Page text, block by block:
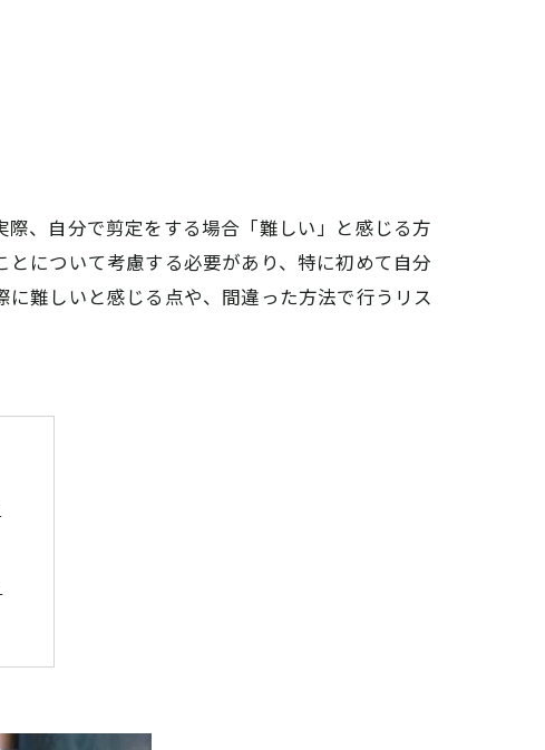
、自分で剪定をする場合「難しい」と感じる方
について考慮する必要があり、特に初めて自分
難しいと感じる点や、間違った方法で行うリス